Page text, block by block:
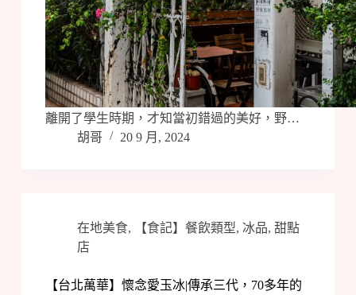
離開了學生時期，才知當初錯過的美好，野…
胡哥
20 9 月, 2024
在地美食, 【食記】餐飲類型, 冰品, 甜點
店
【台北萬華】懷念愛玉冰|傳承三代，70多年的